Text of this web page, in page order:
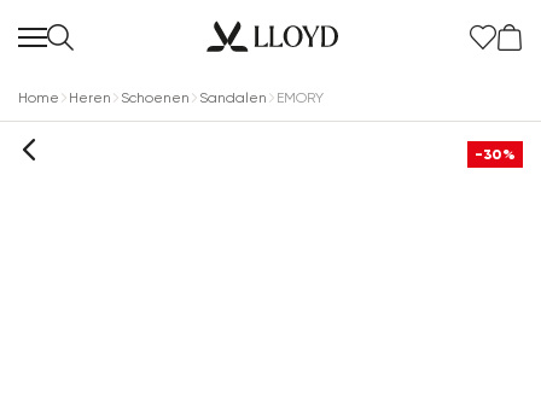
Home Heren Schoenen Sandalen EMORY
-30%